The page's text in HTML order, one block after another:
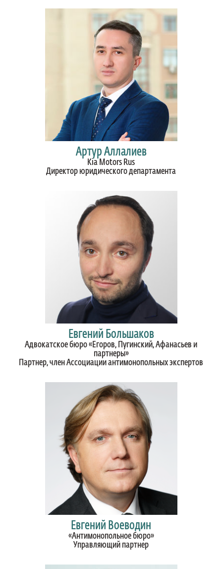
Артур Аллалиев
Kia Motors Rus
Директор юридического департамента
Евгений Большаков
Адвокатское бюро «Егоров, Пугинский, Афанасьев и
партнеры»
Партнер, член Ассоциации антимонопольных экспертов
Евгений Воеводин
«Антимонопольное бюро»
Управляющий партнер